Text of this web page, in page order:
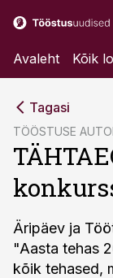
Avaleht Kõik
Tagasi
TÖÖSTUSE
Äripäev ja
"Aasta tehas
kõik tehased,